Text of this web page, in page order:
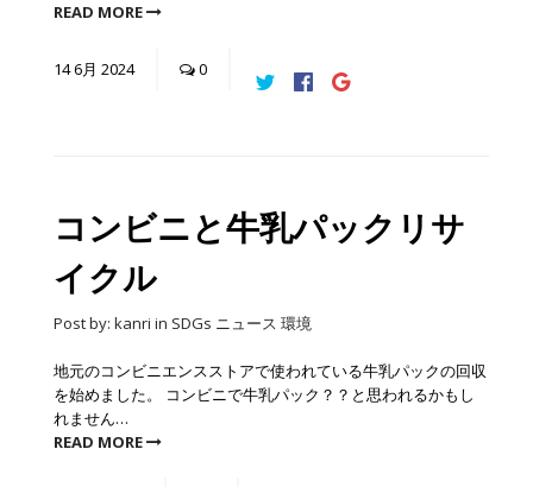
READ MORE
146月 2024 0
コンビニと牛乳パックリサ
イクル
Post by: kanri in SDGs ニュース 環境
地元のコンビニエンスストアで使われている牛乳パックの回収
を始めました。 コンビニで牛乳パック？？と思われるかもし
れません…
READ MORE